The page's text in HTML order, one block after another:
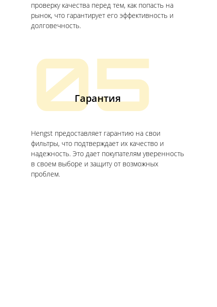
проверку качества перед тем, как попасть на
рынок, что гарантирует его эффективность и
долговечность.
05
Гарантия
Hengst предоставляет гарантию на свои
фильтры, что подтверждает их качество и
надежность. Это дает покупателям уверенность
в своем выборе и защиту от возможных
проблем.